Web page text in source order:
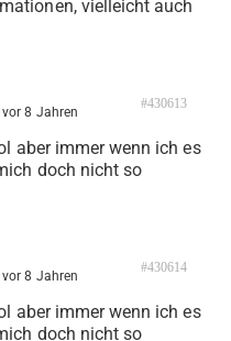
vielleicht auch
vor 8 Jahren
#430613
aber immer wenn ich es
doch nicht so
vor 8 Jahren
#430614
aber immer wenn ich es
doch nicht so